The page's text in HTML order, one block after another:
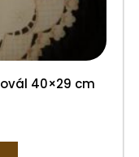
40×29 cm